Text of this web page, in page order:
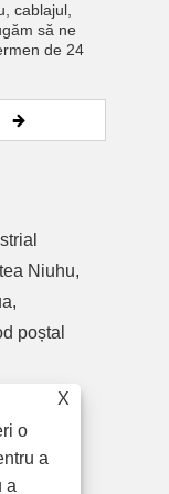
cablajul,
să ne
de 24
Niuhu,
poștal
X
o
a
a